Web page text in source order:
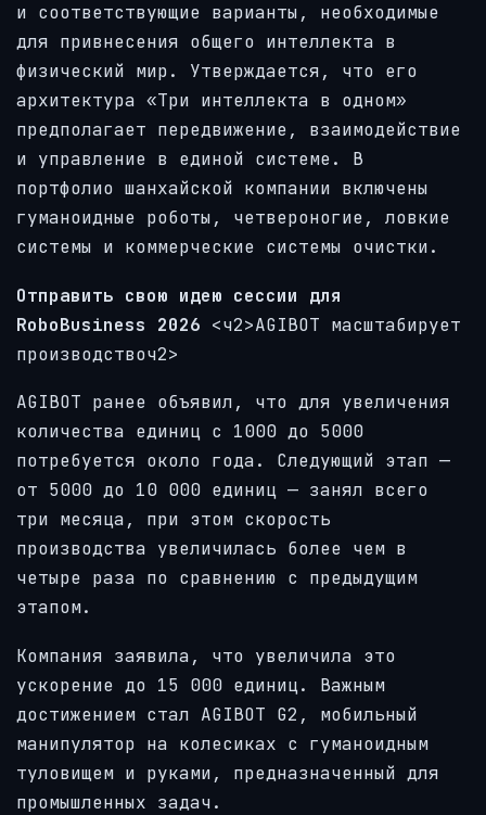
и соответствующие варианты, необходимые
для привнесения общего интеллекта в
физический мир. Утверждается, что его
архитектура «Три интеллекта в одном»
предполагает передвижение, взаимодействие
и управление в единой системе. В
портфолио шанхайской компании включены
гуманоидные роботы, четвероногие, ловкие
системы и коммерческие системы очистки.
Отправить свою идею сессии для
RoboBusiness 2026 <ч2>AGIBOT масштабирует
производствоч2>
AGIBOT ранее объявил, что для увеличения
количества единиц с 1000 до 5000
потребуется около года. Следующий этап —
от 5000 до 10 000 единиц — занял всего
три месяца, при этом скорость
производства увеличилась более чем в
четыре раза по сравнению с предыдущим
этапом.
Компания заявила, что увеличила это
ускорение до 15 000 единиц. Важным
достижением стал AGIBOT G2, мобильный
манипулятор на колесиках с гуманоидным
туловищем и руками, предназначенный для
промышленных задач.